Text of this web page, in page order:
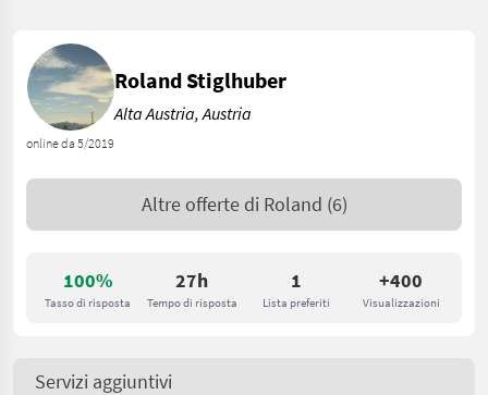
100%
Tasso di risposta
27h
Tempo di risposta
1
Lista preferiti
+400
Visualizzazioni
online da 5/2019
Roland Stiglhuber
Alta Austria, Austria
Altre offerte di Roland (6)
Servizi aggiuntivi